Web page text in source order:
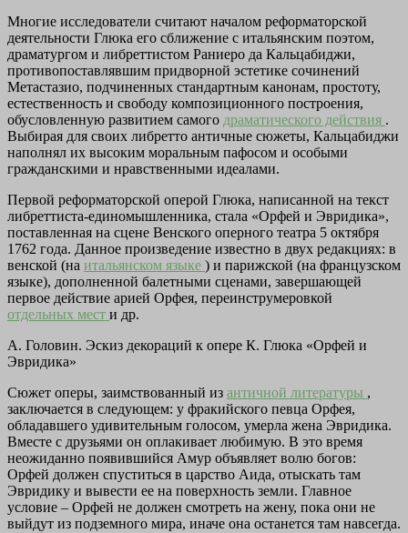
Многие исследователи считают началом реформаторской
деятельности Глюка его сближение с итальянским поэтом,
драматургом и либреттистом Раниеро да Кальцабиджи,
противопоставлявшим придворной эстетике сочинений
Метастазио, подчиненных стандартным канонам, простоту,
естественность и свободу композиционного построения,
обусловленную развитием самого драматического действия .
Выбирая для своих либретто античные сюжеты, Кальцабиджи
наполнял их высоким моральным пафосом и особыми
гражданскими и нравственными идеалами.
Первой реформаторской оперой Глюка, написанной на текст
либреттиста-единомышленника, стала «Орфей и Эвридика»,
поставленная на сцене Венского оперного театра 5 октября
1762 года. Данное произведение известно в двух редакциях: в
венской (на итальянском языке ) и парижской (на французском
языке), дополненной балетными сценами, завершающей
первое действие арией Орфея, переинструмеровкой
отдельных мест и др.
А. Головин. Эскиз декораций к опере К. Глюка «Орфей и
Эвридика»
Сюжет оперы, заимствованный из античной литературы ,
заключается в следующем: у фракийского певца Орфея,
обладавшего удивительным голосом, умерла жена Эвридика.
Вместе с друзьями он оплакивает любимую. В это время
неожиданно появившийся Амур объявляет волю богов:
Орфей должен спуститься в царство Аида, отыскать там
Эвридику и вывести ее на поверхность земли. Главное
условие – Орфей не должен смотреть на жену, пока они не
выйдут из подземного мира, иначе она останется там навсегда.